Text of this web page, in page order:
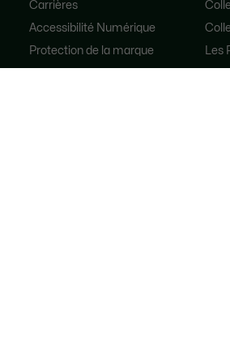
Carrières
Accessibilité Numérique
Protection de la marque Les